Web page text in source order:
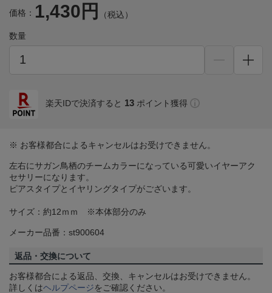
価格： 1,430円 （税込）
数量
楽天IDで決済すると 13 ポイント獲得
※ お客様都合によるキャンセルはお受けできません。
左右にサガン鳥栖のチームカラーになっている可愛いイヤーアク
セサリーになります。
ピアスタイプとイヤリングタイプがございます。
サイズ：約12ｍｍ ※本体部分のみ
メーカー品番：st900604
返品・交換について
お客様都合による返品、交換、キャンセルはお受けできません。
詳しくはヘルプページをご確認ください。